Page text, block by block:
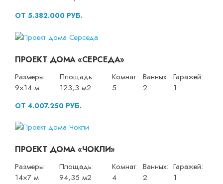
ОТ 5.382.000 РУБ.
ПРОЕКТ ДОМА «СЕРСЕДА»
Размеры:
9×14 м
Площадь:
123,3 м2
Комнат:
5
Ванных:
2
Гаражей:
1
ОТ 4.007.250 РУБ.
ПРОЕКТ ДОМА «ЧОКЛИ»
Размеры:
14×7 м
Площадь:
94,35 м2
Комнат:
4
Ванных:
2
Гаражей:
1